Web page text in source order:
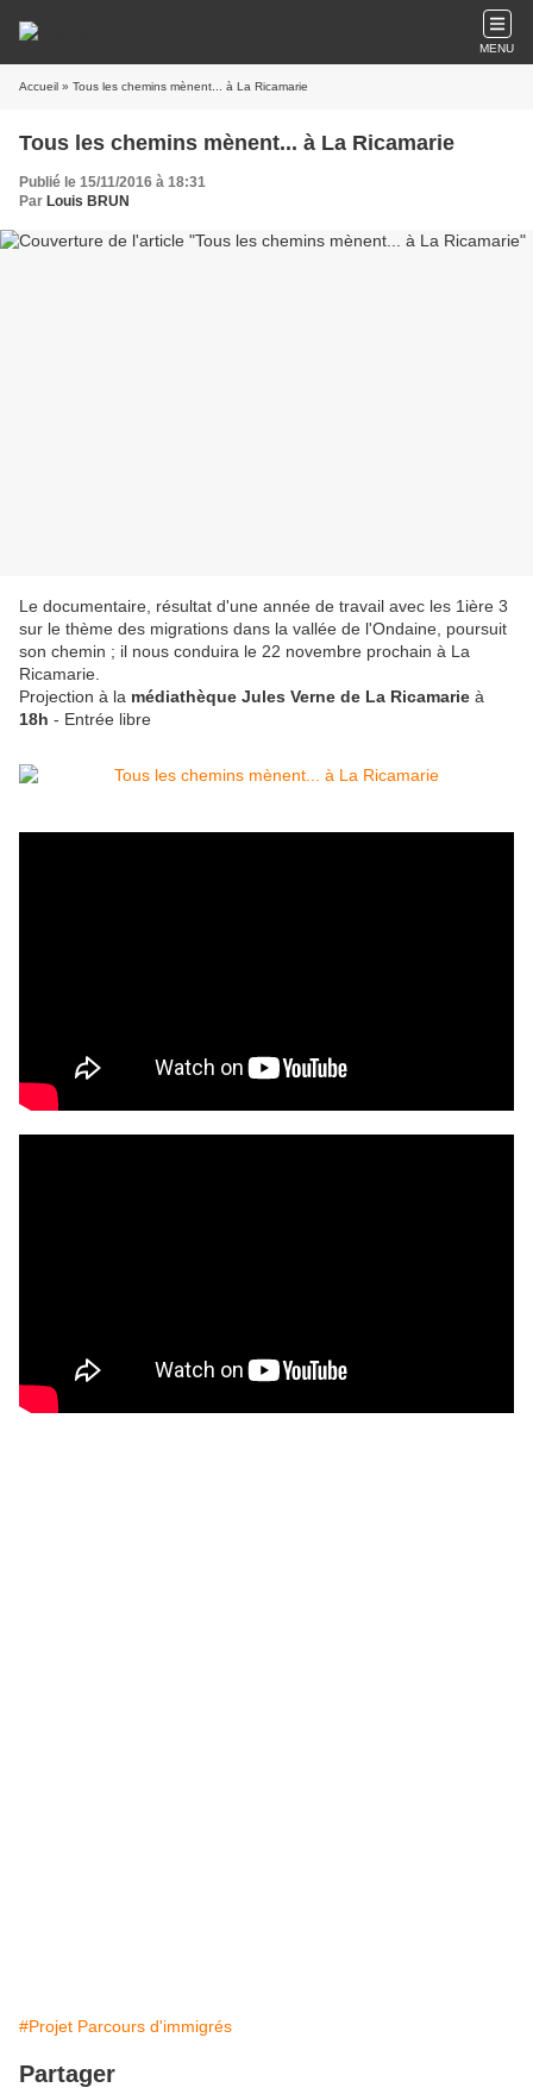
MENU
Accueil » Tous les chemins mènent... à La Ricamarie
Tous les chemins mènent... à La Ricamarie
Publié le 15/11/2016 à 18:31
Par Louis BRUN
Le documentaire, résultat d'une année de travail avec les 1ière 3
sur le thème des migrations dans la vallée de l'Ondaine, poursuit
son chemin ; il nous conduira le 22 novembre prochain à La
Ricamarie.
Projection à la médiathèque Jules Verne de La Ricamarie à
18h - Entrée libre
#Projet Parcours d'immigrés
Partager